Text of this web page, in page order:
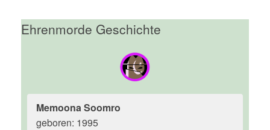
Ehrenmorde Geschichte
Memoona Soomro
geboren: 1995